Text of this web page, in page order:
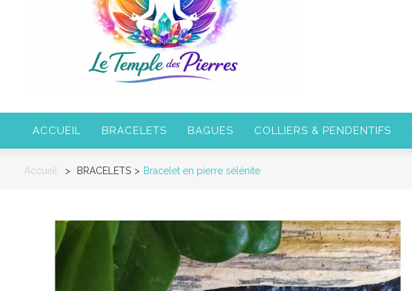
ACCUEIL BRACELETS BAGUES COLLIERS & PENDENTIFS
Accueil > BRACELETS > Bracelet en pierre sélénite